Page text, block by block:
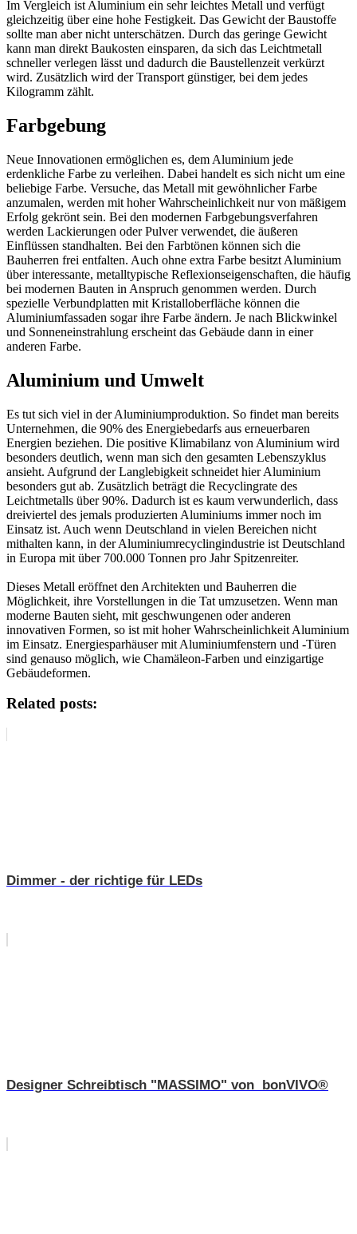
Im Vergleich ist Aluminium ein sehr leichtes Metall und verfügt
gleichzeitig über eine hohe Festigkeit. Das Gewicht der Baustoffe
sollte man aber nicht unterschätzen. Durch das geringe Gewicht
kann man direkt Baukosten einsparen, da sich das Leichtmetall
schneller verlegen lässt und dadurch die Baustellenzeit verkürzt
wird. Zusätzlich wird der Transport günstiger, bei dem jedes
Kilogramm zählt.
Farbgebung
Neue Innovationen ermöglichen es, dem Aluminium jede
erdenkliche Farbe zu verleihen. Dabei handelt es sich nicht um eine
beliebige Farbe. Versuche, das Metall mit gewöhnlicher Farbe
anzumalen, werden mit hoher Wahrscheinlichkeit nur von mäßigem
Erfolg gekrönt sein. Bei den modernen Farbgebungsverfahren
werden Lackierungen oder Pulver verwendet, die äußeren
Einflüssen standhalten. Bei den Farbtönen können sich die
Bauherren frei entfalten. Auch ohne extra Farbe besitzt Aluminium
über interessante, metalltypische Reflexionseigenschaften, die häufig
bei modernen Bauten in Anspruch genommen werden. Durch
spezielle Verbundplatten mit Kristalloberfläche können die
Aluminiumfassaden sogar ihre Farbe ändern. Je nach Blickwinkel
und Sonneneinstrahlung erscheint das Gebäude dann in einer
anderen Farbe.
Aluminium und Umwelt
Es tut sich viel in der Aluminiumproduktion. So findet man bereits
Unternehmen, die 90% des Energiebedarfs aus erneuerbaren
Energien beziehen. Die positive Klimabilanz von Aluminium wird
besonders deutlich, wenn man sich den gesamten Lebenszyklus
ansieht. Aufgrund der Langlebigkeit schneidet hier Aluminium
besonders gut ab. Zusätzlich beträgt die Recyclingrate des
Leichtmetalls über 90%. Dadurch ist es kaum verwunderlich, dass
dreiviertel des jemals produzierten Aluminiums immer noch im
Einsatz ist. Auch wenn Deutschland in vielen Bereichen nicht
mithalten kann, in der Aluminiumrecyclingindustrie ist Deutschland
in Europa mit über 700.000 Tonnen pro Jahr Spitzenreiter.
Dieses Metall eröffnet den Architekten und Bauherren die
Möglichkeit, ihre Vorstellungen in die Tat umzusetzen. Wenn man
moderne Bauten sieht, mit geschwungenen oder anderen
innovativen Formen, so ist mit hoher Wahrscheinlichkeit Aluminium
im Einsatz. Energiesparhäuser mit Aluminiumfenstern und -Türen
sind genauso möglich, wie Chamäleon-Farben und einzigartige
Gebäudeformen.
Related posts:
Dimmer - der richtige für LEDs
Designer Schreibtisch "MASSIMO" von bonVIVO®